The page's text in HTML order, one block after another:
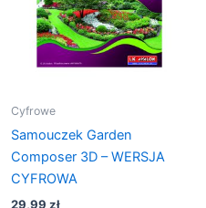
Cyfrowe
Samouczek Garden
Composer 3D – WERSJA
CYFROWA
29,99 zł